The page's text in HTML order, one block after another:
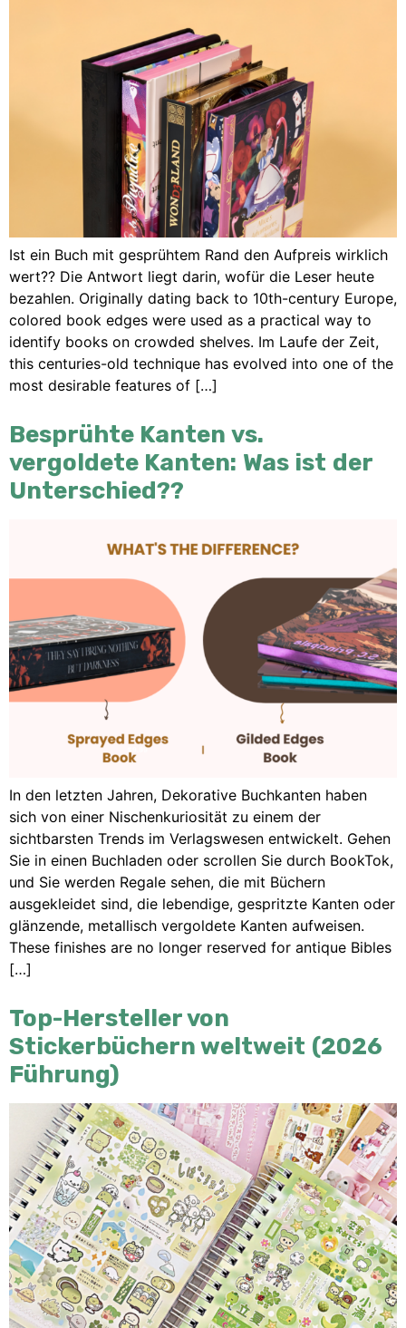
Ist ein Buch mit gesprühtem Rand den Aufpreis wirklich
wert?? Die Antwort liegt darin, wofür die Leser heute
bezahlen. Originally dating back to 10th-century Europe,
colored book edges were used as a practical way to
identify books on crowded shelves. Im Laufe der Zeit,
this centuries-old technique has evolved into one of the
most desirable features of […]
Besprühte Kanten vs.
vergoldete Kanten: Was ist der
Unterschied??
In den letzten Jahren, Dekorative Buchkanten haben
sich von einer Nischenkuriosität zu einem der
sichtbarsten Trends im Verlagswesen entwickelt. Gehen
Sie in einen Buchladen oder scrollen Sie durch BookTok,
und Sie werden Regale sehen, die mit Büchern
ausgekleidet sind, die lebendige, gespritzte Kanten oder
glänzende, metallisch vergoldete Kanten aufweisen.
These finishes are no longer reserved for antique Bibles
[…]
Top-Hersteller von
Stickerbüchern weltweit (2026
Führung)